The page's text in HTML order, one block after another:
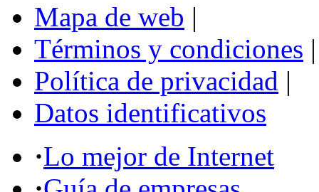
Mapa de web |
Términos y condiciones |
Política de privacidad |
Datos identificativos
·Lo mejor de Internet